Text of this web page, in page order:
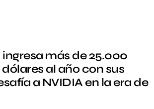
más de 25.000
al año con sus
a NVIDIA en la era de